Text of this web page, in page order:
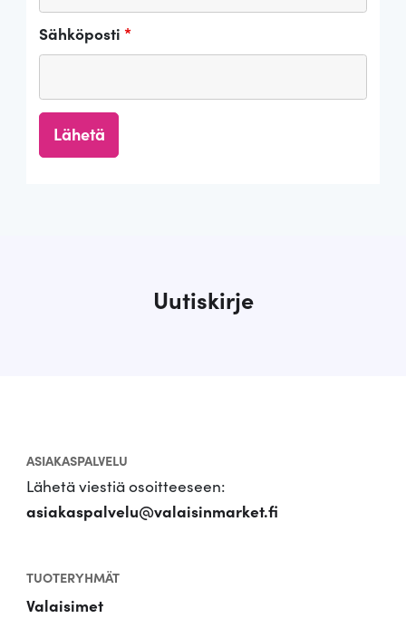
Sähköposti *
Uutiskirje
ASIAKASPALVELU
Lähetä viestiä osoitteeseen:
asiakaspalvelu@valaisinmarket.fi
TUOTERYHMÄT
Valaisimet